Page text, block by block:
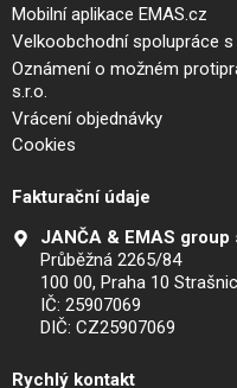
Mobilní aplikace EMAS.cz
Velkoobchodní spolupráce s
Oznámení o možném
s.r.o.
Vrácení objednávky
Cookies
Fakturační údaje
JANČA & EMAS group
Průběžná 2265/84
100 00, Praha 10
IČ: 25907069
DIČ: CZ25907069
Rychlý kontakt